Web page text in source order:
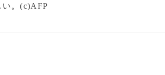
い。(c)AFP